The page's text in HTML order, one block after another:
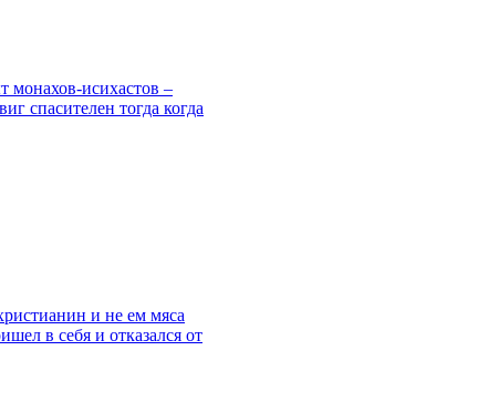
монахов-исихастов –
спасителен тогда когда
и не ем мяса
в себя и отказался от